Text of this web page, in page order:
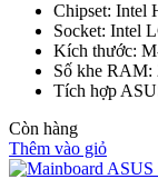
Chipset: Intel
Socket: Intel
Kích thước:
Số khe RAM:
Tích hợp
Còn hàng
Thêm vào giỏ